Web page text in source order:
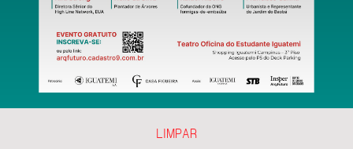
LIMPAR